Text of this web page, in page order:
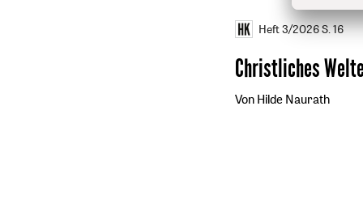
Heft 3/2026S. 16
Christliches
Von Hilde Naurath